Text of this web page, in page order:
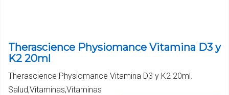
Therascience Physiomance Vitamina D3 y
K2 20ml
Therascience Physiomance Vitamina D3 y K2 20ml.
Salud,Vitaminas,Vitaminas